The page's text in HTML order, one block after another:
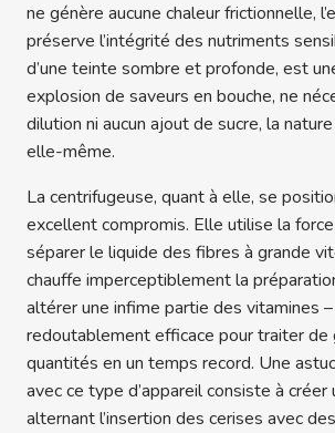
ne génère aucune chaleur frictionnelle,
préserve l’intégrité des nutriments
d’une teinte sombre et profonde, est
explosion de saveurs en bouche, ne
dilution ni aucun ajout de sucre, la
elle-même.
La centrifugeuse, quant à elle, se
excellent compromis. Elle utilise la
séparer le liquide des fibres à grande
chauffe imperceptiblement la
altérer une infime partie des vitamines
redoutablement efficace pour traiter de
quantités en un temps record. Une
avec ce type d’appareil consiste à créer
alternant l’insertion des cerises avec